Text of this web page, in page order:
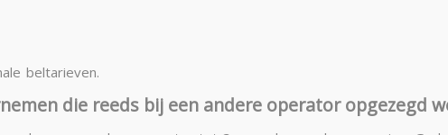
beltarieven.
die reeds bij een andere operator opgezegd